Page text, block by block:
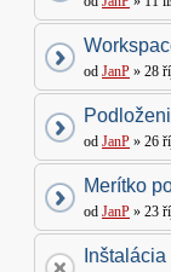
od JanP » 28
od JanP » 26
Merítko
od JanP » 23